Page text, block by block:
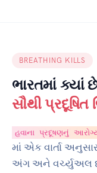
BREATHING KILLS
ભારતમાં ક્યાં
સૌથી
હવાના પ્રદૂષણનું
માં એક વાર્તા
અંગ અને વર્ચ્યુઅલ